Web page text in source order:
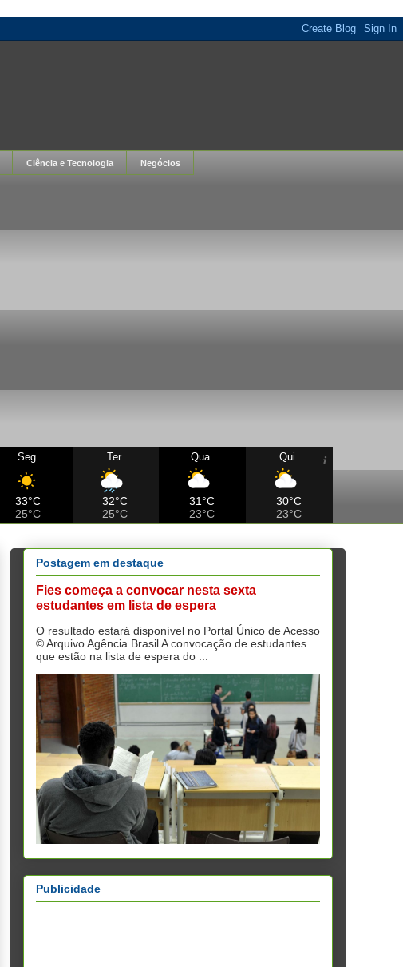
Ciência e Tecnologia Negócios
Seg
33°C
25°C
Ter
32°C
25°C
Qua
31°C
23°C
Qui
30°C
23°C
Postagem em destaque
Fies começa a convocar nesta sexta
estudantes em lista de espera
O resultado estará disponível no Portal Único de Acesso
© Arquivo Agência Brasil A convocação de estudantes
que estão na lista de espera do ...
Publicidade